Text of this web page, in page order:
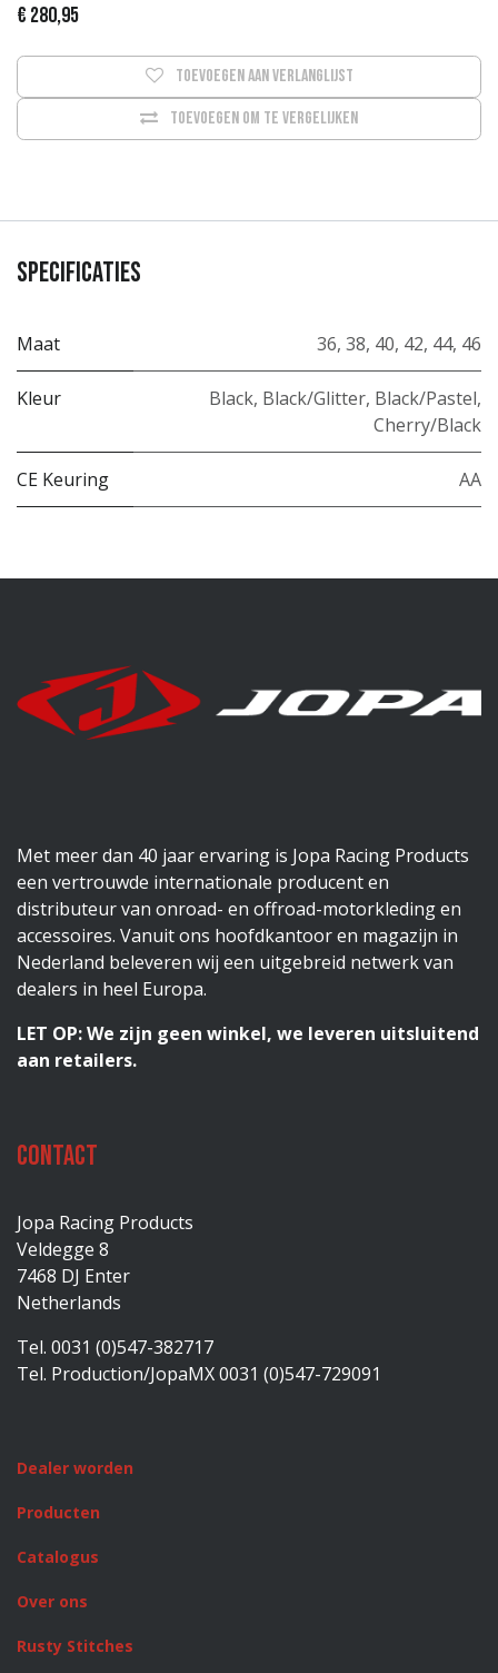
€ 280,95
Toevoegen om te vergelijken
Toevoegen aan verlanglijst
Specificaties
Maat 36, 38, 40, 42, 44, 46
Kleur Black, Black/Glitter, Black/Pastel,
Cherry/Black
CE Keuring AA
Met meer dan 40 jaar ervaring is Jopa Racing Products
een vertrouwde internationale producent en
distributeur van onroad- en offroad-motorkleding en
accessoires. Vanuit ons hoofdkantoor en magazijn in
Nederland beleveren wij een uitgebreid netwerk van
dealers in heel Europa.
LET OP: We zijn geen winkel, we leveren uitsluitend
aan retailers.
Contact
Jopa Racing Products
Veldegge 8
7468 DJ Enter
Netherlands
Tel. 0031 (0)547-382717
Tel. Production/JopaMX 0031 (0)547-729091
Dealer worden
Producten
Catalogus
Over ons
Rusty Stitches